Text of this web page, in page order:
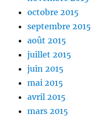
octobre 2015
septembre 2015
août 2015
juillet 2015
juin 2015
mai 2015
avril 2015
mars 2015